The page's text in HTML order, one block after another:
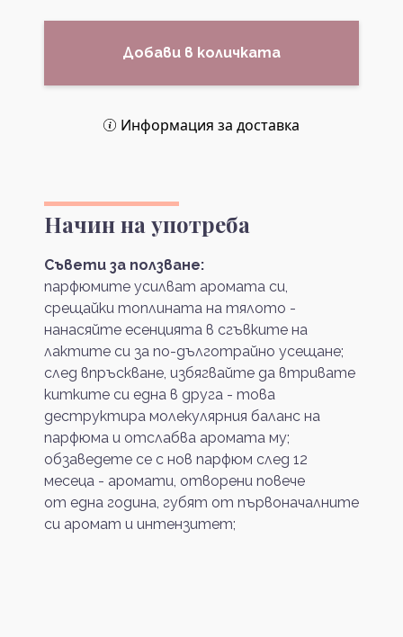
Добави в количката
Информация за доставка
Начин на употреба
Съвети за ползване:
парфюмите усилват аромата си,
срещайки топлината на тялото -
нанасяйте есенцията в сгъвките на
лактите си за по-дълготрайно усещане;
след впръскване, избягвайте да втривате
китките си една в друга - това
деструктира молекулярния баланс на
парфюма и отслабва аромата му;
обзаведете се с нов парфюм след 12
месеца - аромати, отворени повече
от една година, губят от първоначалните
си аромат и интензитет;